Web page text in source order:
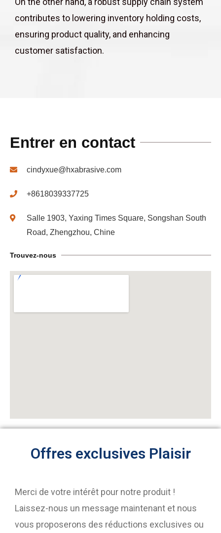
contributes to lowering inventory holding costs,
ensuring product quality, and enhancing
customer satisfaction.
Entrer en contact
cindyxue@hxabrasive.com
+8618039337725
Salle 1903, Yaxing Times Square, Songshan South
Road, Zhengzhou, Chine
Trouvez-nous
Offres exclusives Plaisir
Merci de votre intérêt pour notre produit !
Laissez-nous un message maintenant et nous
vous proposerons des réductions exclusives ou